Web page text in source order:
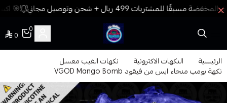
🎯
فيب المدينة
0
0
الرئيسية النكهات الاكترونية نكهات الفيب معسل
نكهة بومب منجاء ايس من فيقود VGOD Mango Bomb